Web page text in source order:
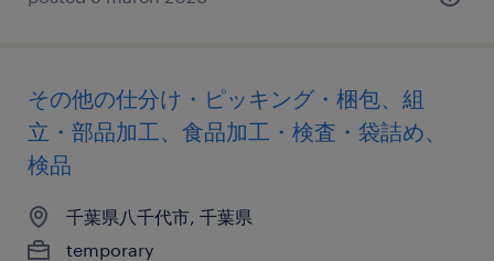
その他の仕分け・ピッキング・梱包、組
立・部品加工、食品加工・検査・袋詰め、
検品
千葉県八千代市, 千葉県
temporary